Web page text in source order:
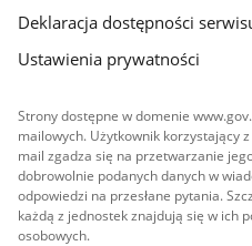
Deklaracja dostępności
Ustawienia prywatności
Strony dostępne w domenie
mailowych. Użytkownik korzystający
mail zgadza się na przetwarzanie
dobrowolnie podanych danych w
odpowiedzi na przesłane pytania.
każdą z jednostek znajdują się w ich
osobowych.